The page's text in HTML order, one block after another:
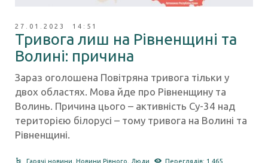
27.01.2023 14:51
Тривога лиш на Рівненщині та
Волині: причина
Зараз оголошена Повітряна тривога тільки у
двох областях. Мова йде про Рівненщину та
Волинь. Причина цього – активність Су-34 над
територією білорусі – тому тривога на Волині та
Рівненщині.
Гарячі новини Новини Рівного Люди Переглядів: 1 465